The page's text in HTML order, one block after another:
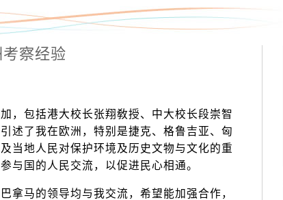
察经验
，包括港大校长张翔敎授、中大校长段崇智
述了我在欧洲，特别是捷克、格鲁吉亚、匈
当地人民对保护环境及历史文物与文化的重
与国的人民交流，以促进民心相通。
拿马的领导均与我交流，希望能加强合作，